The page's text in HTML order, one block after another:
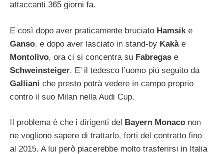
attaccanti 365 giorni fa.
E così dopo aver praticamente bruciato Hamsik e
Ganso, e dopo aver lasciato in stand-by Kakà e
Montolivo, ora ci si concentra su Fabregas e
Schweinsteiger. E’ il tedesco l’uomo più seguito da
Galliani che presto potrà vedere in campo proprio
contro il suo Milan nella Audi Cup.
Il problema è che i dirigenti del Bayern Monaco non
ne vogliono sapere di trattarlo, forti del contratto fino
al 2015. A lui però piacerebbe molto trasferirsi in Italia